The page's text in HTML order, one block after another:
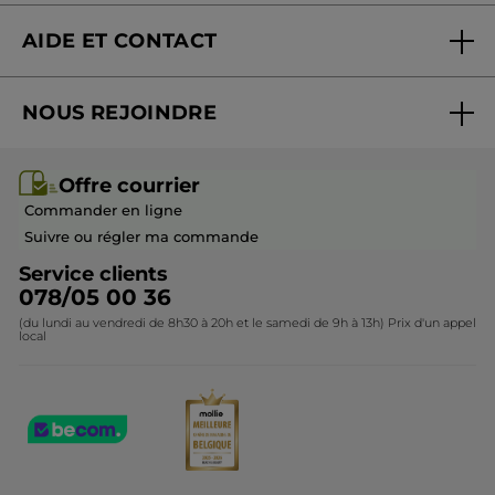
Promotions
Idées cadeaux
Collection de Noël
AIDE ET CONTACT
Mes cadeaux
Questions & Réponses
Contactez-nous
NOUS REJOINDRE
Devenir franchisé ou gérant
Offre courrier
Commander en ligne
Suivre ou régler ma commande
Service clients
078/05 00 36
(du lundi au vendredi de 8h30 à 20h et le samedi de 9h à 13h) Prix d'un appel
local